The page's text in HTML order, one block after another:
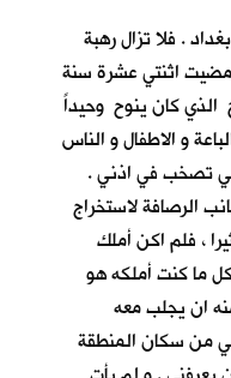
. فلا تزال رهبة
اثنتي عشرة سنة
الذي كان ينوح وحيداً
و الاطفال و الناس
تصخب في اذني .
الرصافة لاستخراج
، فلم اكن أملك
ما كنت أملكه هو
ان يجلب معه
من سكان المنطقة